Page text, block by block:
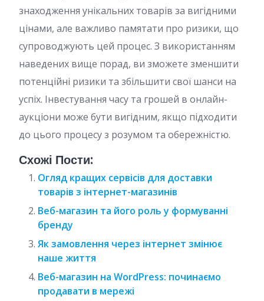
знаходження унікальних товарів за вигідними
цінами, але важливо памятати про ризики, що
супроводжують цей процес. З використанням
наведених вище порад, ви зможете зменшити
потенційні ризики та збільшити свої шанси на
успіх. Інвестування часу та грошей в онлайн-
аукціони може бути вигідним, якщо підходити
до цього процесу з розумом та обережністю.
Схожі Пости:
Огляд кращих сервісів для доставки
товарів з інтернет-магазинів
Веб-магазин та його роль у формуванні
бренду
Як замовлення через інтернет змінює
наше життя
Веб-магазин на WordPress: починаємо
продавати в мережі